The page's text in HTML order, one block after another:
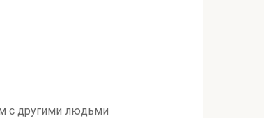
с другими людьми